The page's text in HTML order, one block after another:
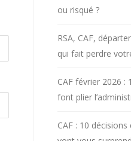
ou risqué ?
RSA, CAF,
qui fait perdre
CAF février 2026 :
font plier
CAF : 10